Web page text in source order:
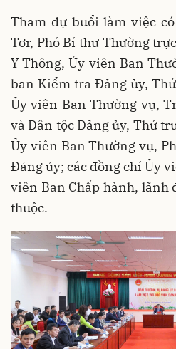
Tham dự buổi làm việc
Tơr, Phó Bí thư Thường
Y Thông, Ủy viên Ban
ban Kiểm tra Đảng ủy,
Ủy viên Ban Thường vụ,
và Dân tộc Đảng ủy, Thứ
Ủy viên Ban Thường vụ,
Đảng ủy; các đồng chí Ủy
viên Ban Chấp hành, lãnh
thuộc.